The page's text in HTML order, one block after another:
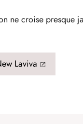
ne croise presque
Laviva